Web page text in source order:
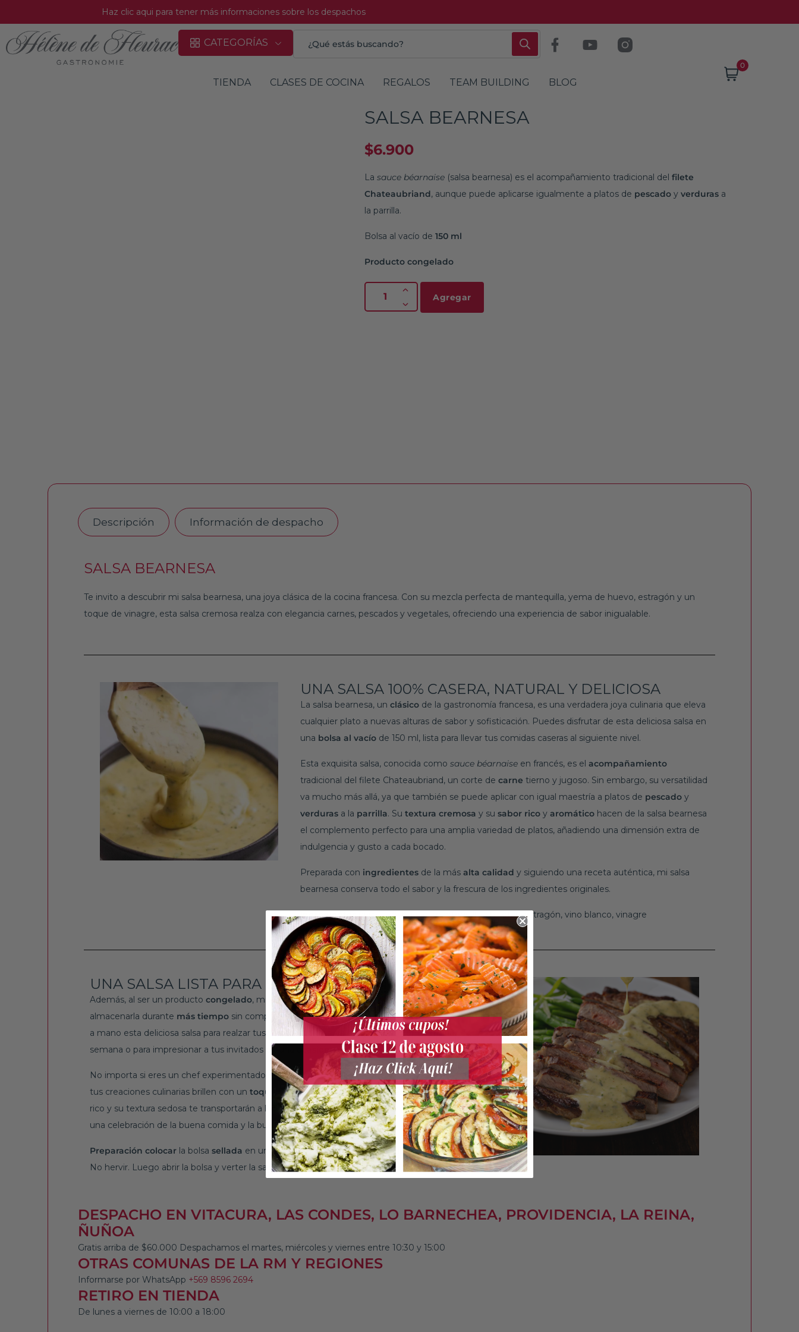
Haz clic aqui para tener más informaciones sobre los despachos
CATEGORÍAS
TIENDA CLASES DE COCINA REGALOS TEAM BUILDING BLOG
0
SALSA BEARNESA
$6.900
Lasauce béarnaise (salsa bearnesa) es el acompañamiento tradicional delfilete
Chateaubriand, aunque puede aplicarse igualmente a platos de pescado yverduras a
la parrilla.
Bolsa al vacío de150 ml
Producto congelado
Agregar
Descripción Información de despacho
SALSA BEARNESA
Te invito a descubrir mi salsa bearnesa, una joya clásica de la cocina francesa. Con su mezcla perfecta de mantequilla, yema de huevo, estragón y un
toque de vinagre, esta salsa cremosa realza con elegancia carnes, pescados y vegetales, ofreciendo una experiencia de sabor inigualable.
UNA SALSA 100% CASERA, NATURAL Y DELICIOSA
La salsa bearnesa, un clásicode la gastronomía francesa, es una verdadera joya culinaria que eleva
cualquier plato a nuevas alturas de sabor y sofisticación. Puedes disfrutar de esta deliciosa salsa en
una bolsa al vacíode 150 ml, lista para llevar tus comidas caseras al siguiente nivel.
Esta exquisita salsa, conocida como sauce béarnaiseen francés, es el acompañamiento
tradicional del filete Chateaubriand, un corte de carne tierno y jugoso. Sin embargo, su versatilidad
va mucho más allá, ya que también se puede aplicar con igual maestría a platos de pescadoy
verdurasa la parrilla. Su textura cremosa y su sabor ricoy aromáticohacen de la salsa bearnesa
el complemento perfecto para una amplia variedad de platos, añadiendo una dimensión extra de
indulgencia y gusto a cada bocado.
Preparada con ingredientesde la más alta calidad y siguiendo una receta auténtica, mi salsa
bearnesa conserva todo el sabor y la frescura de los ingredientes originales.
Ingredientesyemas de huevo, mantequilla, chalotas, estragón, vino blanco, vinagre
UNA SALSA LISTA PARA SERVIR!
Además, al ser un producto congelado, mi salsa bearnesa ofrece la conveniencia de poder
almacenarla durante más tiempo sin comprometer su calidad. Esto significa que siempre tendrás
a mano esta deliciosa salsa para realzar tus platos favoritos, ya sea para unacena familiar
semana o para impresionar a tus invitados en una
especial.
No importa si eres un chef experimentado o un aficionado a la cocina, mi salsa bearnesa hará que
tus creaciones culinarias brillen con un toque deautenticidadyrefinamiento francés. Su sabor
rico y su textura sedosa te transportarán a los encantadores bistros de París, donde cada plato es
una celebración de la buena comida y la buena compañía.
Preparación colocar la bolsa sellada en una fuente deaguade la llavecaliente(50 grados aprox).
No hervir. Luego abrir la bolsa y verter la salsa en pocillos o directamente en los platos.
DESPACHO EN VITACURA, LAS CONDES, LO BARNECHEA, PROVIDENCIA, LA REINA,
ÑUÑOA
Gratis arriba de $60.000 Despachamos el martes, miércoles y viernes entre 10:30 y 15:00
OTRAS COMUNAS DE LA RM Y REGIONES
Informarse por WhatsApp +569 8596 2694
RETIRO EN TIENDA
De lunes a viernes de 10:00 a 18:00